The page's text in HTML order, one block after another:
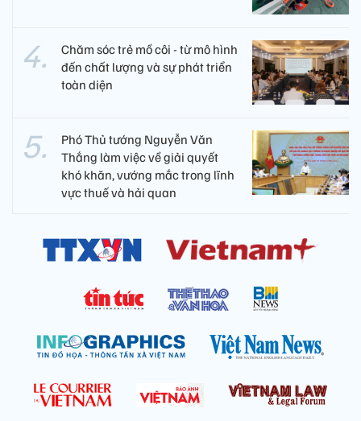
Chăm sóc trẻ mồ côi - từ mô hình
đến chất lượng và sự phát triển
toàn diện
Phó Thủ tướng Nguyễn Văn
Thắng làm việc về giải quyết
khó khăn, vướng mắc trong lĩnh
vực thuế và hải quan